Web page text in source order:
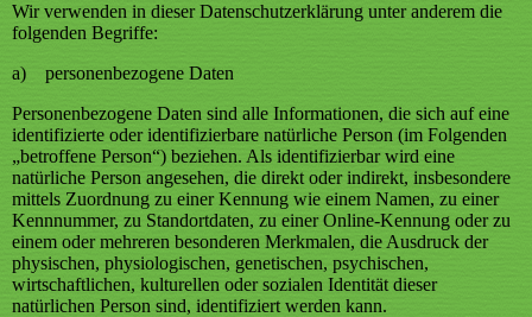
Wir verwenden in dieser Datenschutzerklärung unter anderem die
folgenden Begriffe:
a) personenbezogene Daten
Personenbezogene Daten sind alle Informationen, die sich auf eine
identifizierte oder identifizierbare natürliche Person (im Folgenden
„betroffene Person“) beziehen. Als identifizierbar wird eine
natürliche Person angesehen, die direkt oder indirekt, insbesondere
mittels Zuordnung zu einer Kennung wie einem Namen, zu einer
Kennnummer, zu Standortdaten, zu einer Online-Kennung oder zu
einem oder mehreren besonderen Merkmalen, die Ausdruck der
physischen, physiologischen, genetischen, psychischen,
wirtschaftlichen, kulturellen oder sozialen Identität dieser
natürlichen Person sind, identifiziert werden kann.